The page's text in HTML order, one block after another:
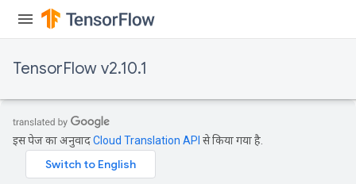
TensorFlow v2.10.1
इस पेज का अनुवादCloud Translation API से किया गया है.